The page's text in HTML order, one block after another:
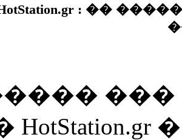
HotStation.gr : ��